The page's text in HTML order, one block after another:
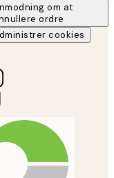
om at
ordre
cookies